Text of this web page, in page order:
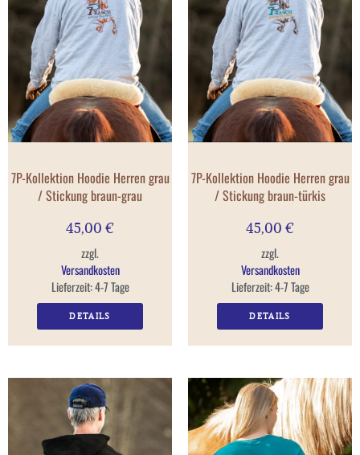
7P-Kollektion Hoodie Herren grau
/ Stickung braun-grau
45,00 €
zzgl.
Versandkosten
Lieferzeit:4-7 Tage
DETAILS
7P-Kollektion Hoodie Herren grau
/ Stickung braun-türkis
45,00 €
zzgl.
Versandkosten
Lieferzeit:4-7 Tage
DETAILS